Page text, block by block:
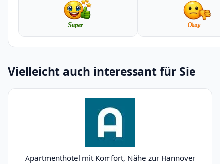
Vielleicht auch interessant für Sie
Apartmenthotel mit Komfort, Nähe zur Hannover